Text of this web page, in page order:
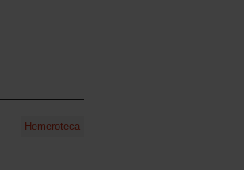
Hemeroteca